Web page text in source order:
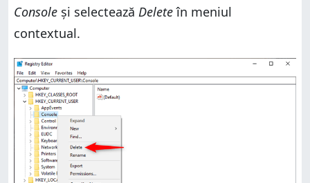
Console și selectează Deleteîn meniul
contextual.